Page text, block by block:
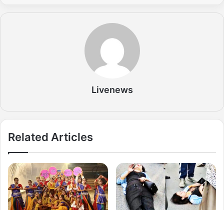
Livenews
Related Articles